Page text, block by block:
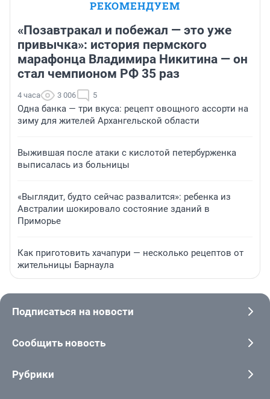
РЕКОМЕНДУЕМ
«Позавтракал и побежал — это уже
привычка»: история пермского
марафонца Владимира Никитина — он
стал чемпионом РФ 35 раз
4 часа 3 006 5
Одна банка — три вкуса: рецепт овощного ассорти на
зиму для жителей Архангельской области
Выжившая после атаки с кислотой петербурженка
выписалась из больницы
«Выглядит, будто сейчас развалится»: ребенка из
Австралии шокировало состояние зданий в
Приморье
Как приготовить хачапури — несколько рецептов от
жительницы Барнаула
Подписаться на новости
Сообщить новость
Рубрики